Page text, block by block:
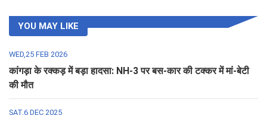
YOU MAY LIKE
WED,25 FEB 2026
कांगड़ा के रक्कड़ में बड़ा हादसा: NH-3 पर बस-कार की टक्कर में मां-बेटी
की मौत
SAT,6 DEC 2025